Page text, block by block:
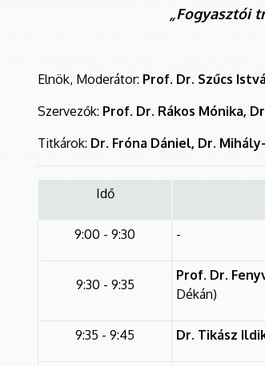
„Fogyasztói
Elnök, Moderátor: Prof. Dr. Szűcs
Szervezők: Prof. Dr. Rákos Mónika,
Titkárok: Dr. Fróna Dániel, Dr.
Idő
9:00 - 9:30 -
9:30 - 9:35
Prof. Dr.
Dékán)
9:35 - 9:45 Dr. Tikász